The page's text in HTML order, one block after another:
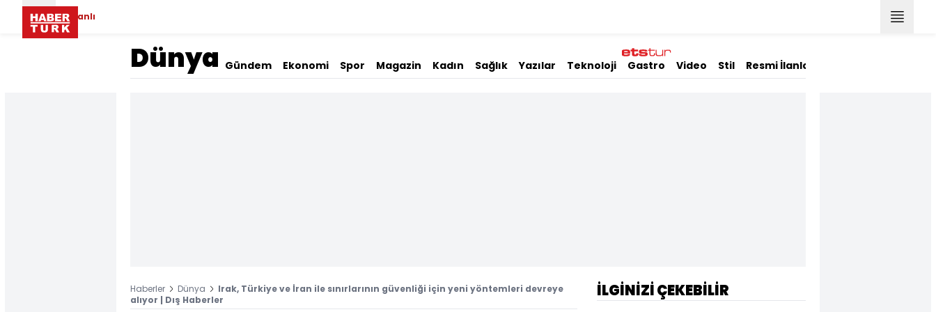
Canlı
Dünya Gündem Ekonomi Spor Magazin Kadın Sağlık Yazılar Teknoloji Gastro Video Stil Resmi İlanlar
Haberler Dünya
Irak, Türkiye ve İran ile sınırlarının güvenliği için yeni yöntemleri devreye
alıyor | Dış Haberler
İLGİNİZİ ÇEKEBİLİR